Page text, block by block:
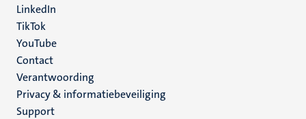
LinkedIn
TikTok
YouTube
Menu
footer
(NL)
Contact
Verantwoording
Privacy & informatiebeveiliging
Support